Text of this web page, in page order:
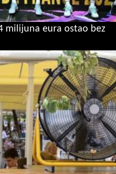
milijuna eura ostao bez